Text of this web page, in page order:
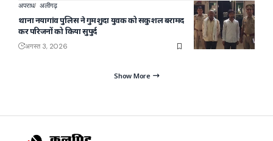
अपराध अलीगढ़
थाना नयागांव पुलिस ने गुमशुदा युवक को सकुशल बरामद
कर परिजनों को किया सुपुर्द
अगस्त 3, 2026
Show More